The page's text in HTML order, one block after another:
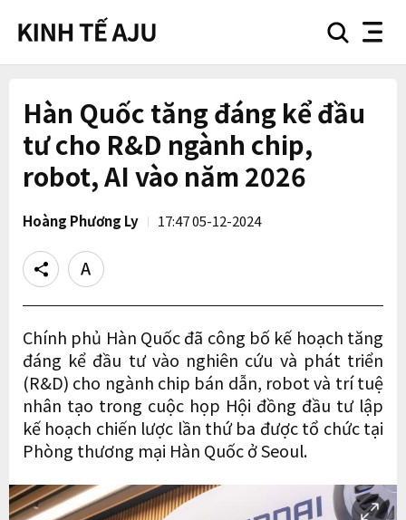
searchnav
Hàn Quốc tăng đáng kể đầu
tư cho R&D ngành chip,
robot, AI vào năm 2026
Hoàng Phương Ly 17:47 05-12-2024
Share
Text
size
Chính phủ Hàn Quốc đã công bố kế hoạch tăng
đáng kể đầu tư vào nghiên cứu và phát triển
(R&D) cho ngành chip bán dẫn, robot và trí tuệ
nhân tạo trong cuộc họp Hội đồng đầu tư lập
kế hoạch chiến lược lần thứ ba được tổ chức tại
Phòng thương mại Hàn Quốc ở Seoul.